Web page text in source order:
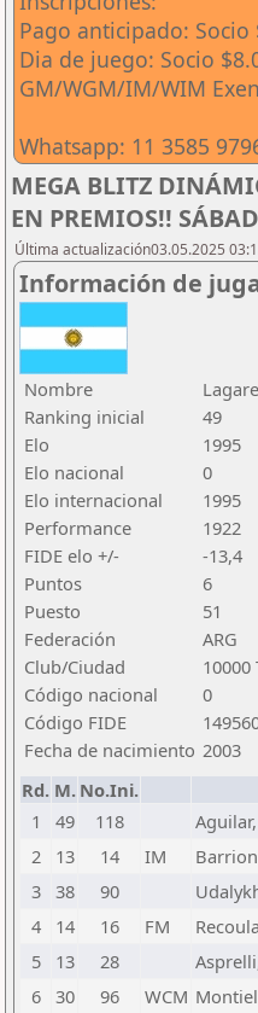
Pago anticipado:
Dia de juego: Socio
GM/WGM/IM/WIM
Whatsapp: 11 3585
MEGA BLITZ
EN PREMIOS!!
Última actualización03.05.2025
Información de
Nombre
Ranking inicial
49
Elo
1995
Elo nacional
0
Elo internacional
1995
Performance
1922
FIDE elo +/-
-13,4
Puntos
6
Puesto
51
Federación
ARG
Club/Ciudad
10000
Código nacional
0
Código FIDE
Fecha de nacimiento 2003
Rd. M. No.Ini.
1
49 118
2
13 14 IM
3 38 90
4
14 16 FM
5
13 28
6 30 96 WCM